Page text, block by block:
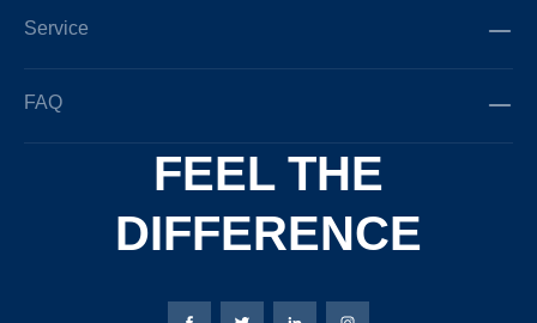
Service
FAQ
FEEL THE
DIFFERENCE